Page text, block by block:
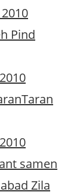
Pind
samen
Zila